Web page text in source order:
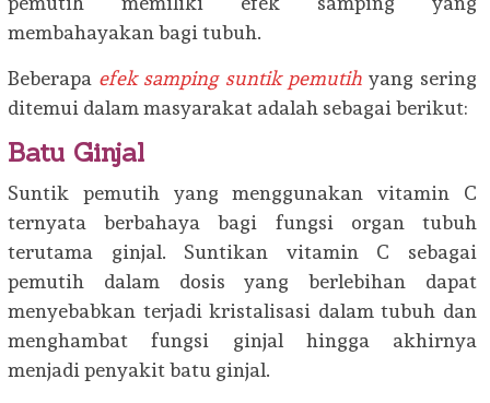
membahayakan bagi tubuh.
Beberapa efek samping suntik pemutihyang sering
ditemui dalam masyarakat adalah sebagai berikut:
Batu Ginjal
Suntik pemutih yang menggunakan vitamin C
ternyata berbahaya bagi fungsi organ tubuh
terutama ginjal. Suntikan vitamin C sebagai
pemutih dalam dosis yang berlebihan dapat
menyebabkan terjadi kristalisasi dalam tubuh dan
menghambat fungsi ginjal hingga akhirnya
menjadi penyakit batu ginjal.